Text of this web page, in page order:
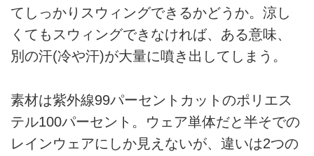
てしっかりスウィングできるかどうか。涼し
くてもスウィングできなければ、ある意味、
別の汗(冷や汗)が大量に噴き出してしまう。
素材は紫外線99パーセントカットのポリエス
テル100パーセント。ウェア単体だと半そでの
レインウェアにしか見えないが、違いは2つの